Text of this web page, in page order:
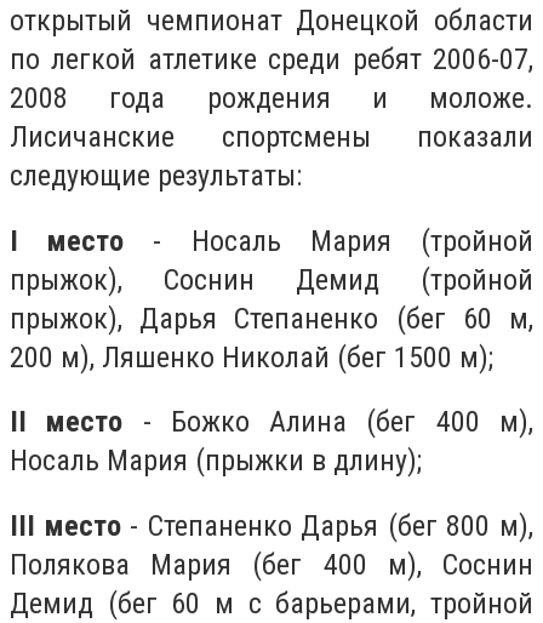
открытый чемпионат Донецкой области
по легкой атлетике среди ребят 2006-07,
2008 года рождения и моложе.
Лисичанские спортсмены показали
следующие результаты:
I место - Носаль Мария (тройной
прыжок), Соснин Демид (тройной
прыжок), Дарья Степаненко (бег 60 м,
200 м), Ляшенко Николай (бег 1500 м);
II место - Божко Алина (бег 400 м),
Носаль Мария (прыжки в длину);
III место- Степаненко Дарья (бег 800 м),
Полякова Мария (бег 400 м), Соснин
Демид (бег 60 м с барьерами, тройной